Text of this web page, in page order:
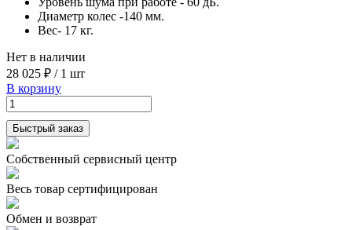
Диаметр колес -140 мм.
Вес- 17 кг.
Нет в наличии
28 025 ₽ / 1 шт
В корзину
Быстрый заказ
Собственный сервисный центр
Весь товар сертифицирован
Обмен и возврат